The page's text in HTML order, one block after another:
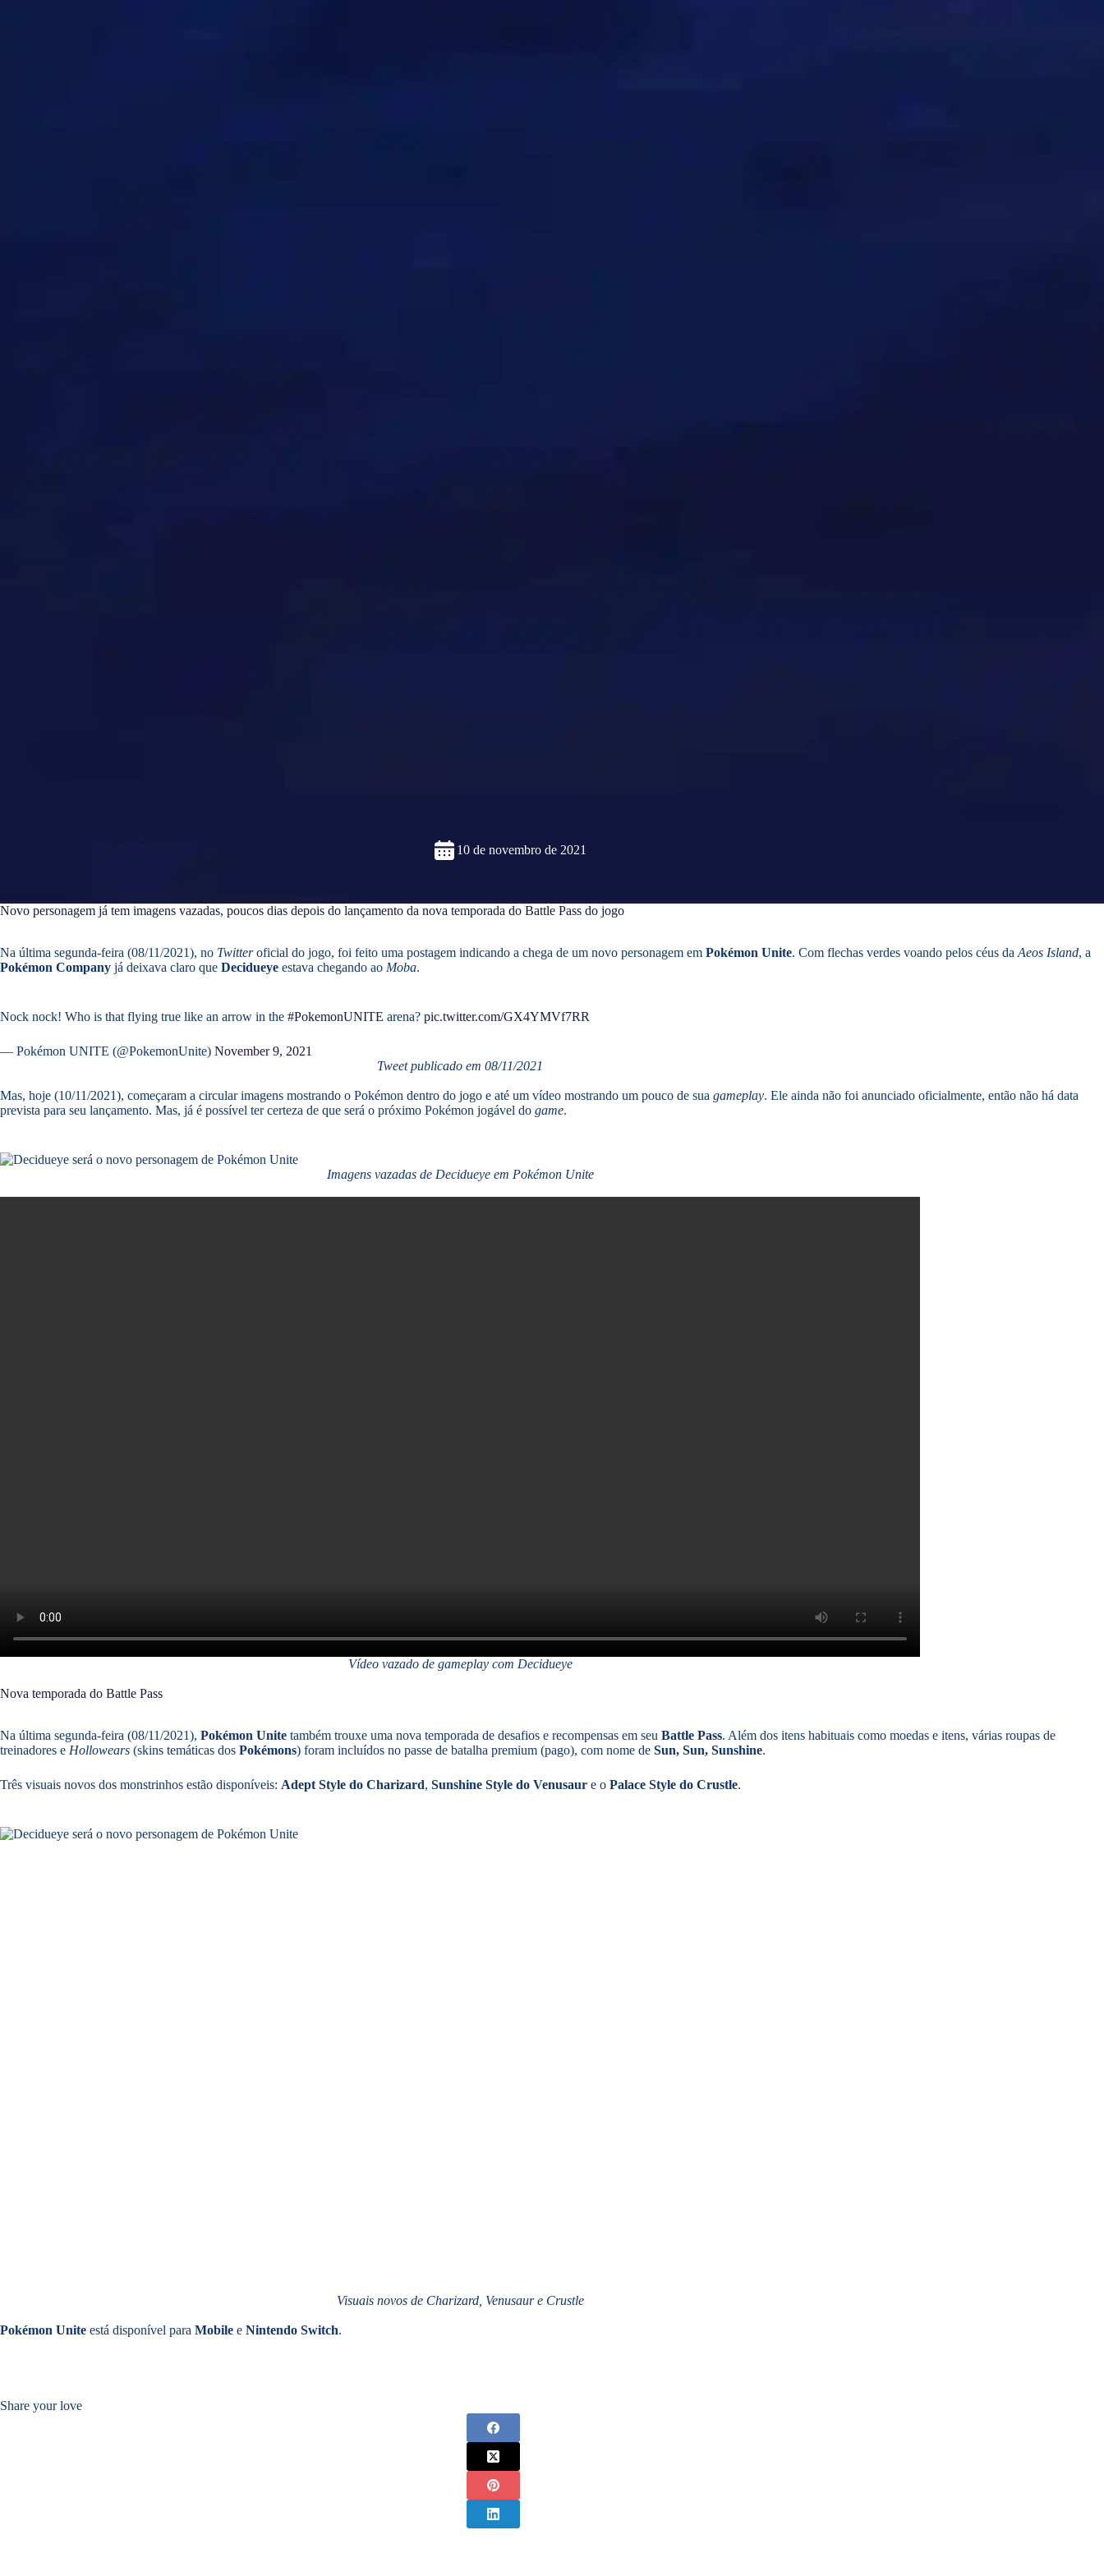
10 de novembro de 2021
Novo personagem já tem imagens vazadas, poucos dias depois do lançamento da nova temporada do Battle Pass do jogo
Na última segunda-feira (08/11/2021), no Twitteroficial do jogo, foi feito uma postagem indicando a chega de um novo personagem em Pokémon Unite. Com flechas verdes voando pelos céus da Aeos Island, a
Pokémon Company já deixava claro que Decidueye estava chegando ao Moba.
Nock nock! Who is that flying true like an arrow in the #PokemonUNITE arena? pic.twitter.com/GX4YMVf7RR
— Pokémon UNITE (@PokemonUnite) November 9, 2021
Tweet publicado em 08/11/2021
Mas, hoje (10/11/2021), começaram a circular imagens mostrando o Pokémon dentro do jogo e até um vídeo mostrando um pouco de sua gameplay. Ele ainda não foi anunciado oficialmente, então não há data
prevista para seu lançamento. Mas, já é possível ter certeza de que será o próximo Pokémon jogável do game.
Imagens vazadas de Decidueye em Pokémon Unite
Vídeo vazado de gameplay com Decidueye
Nova temporada do Battle Pass
Na última segunda-feira (08/11/2021), Pokémon Unite também trouxe uma nova temporada de desafios e recompensas em seu Battle Pass. Além dos itens habituais como moedas e itens, várias roupas de
treinadores e Hollowears (skins temáticas dos Pokémons) foram incluídos no passe de batalha premium (pago), com nome de Sun, Sun, Sunshine.
Três visuais novos dos monstrinhos estão disponíveis: Adept Style do Charizard, Sunshine Style do Venusaur e o Palace Style do Crustle.
Visuais novos de Charizard, Venusaur e Crustle
Pokémon Unite está disponível para Mobile e Nintendo Switch.
Share your love